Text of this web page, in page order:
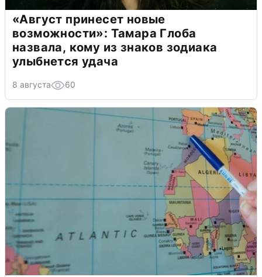
«Август принесет новые
возможности»: Тамара Глоба
назвала, кому из знаков зодиака
улыбнется удача
8 августа 60